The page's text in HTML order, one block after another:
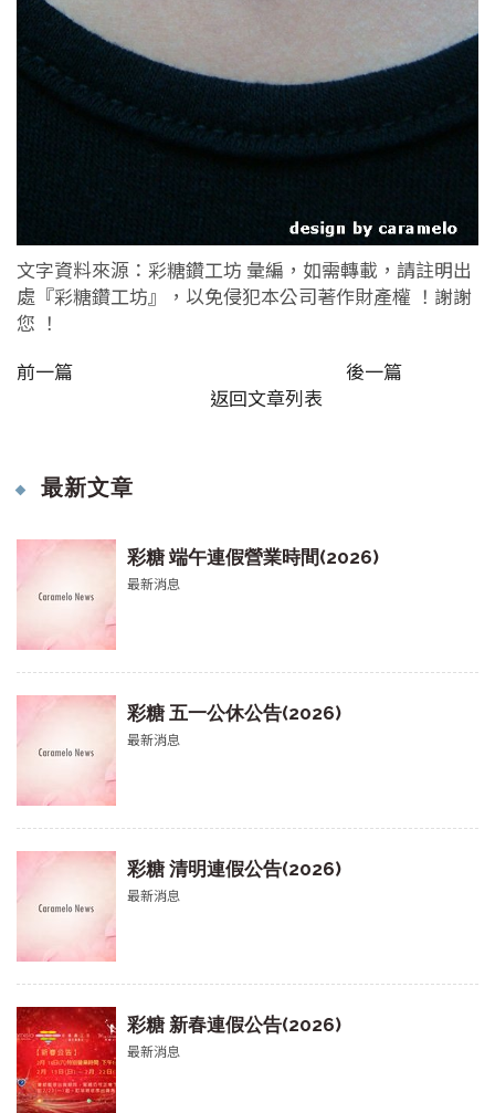
文字資料來源：彩糖鑽工坊 彙編，如需轉載，請註明出
處『彩糖鑽工坊』，以免侵犯本公司著作財產權 ！謝謝
您 ！
前一篇
後一篇
返回文章列表
最新文章
彩糖 端午連假營業時間(2026)
最新消息
彩糖 五一公休公告(2026)
最新消息
彩糖 清明連假公告(2026)
最新消息
彩糖 新春連假公告(2026)
最新消息